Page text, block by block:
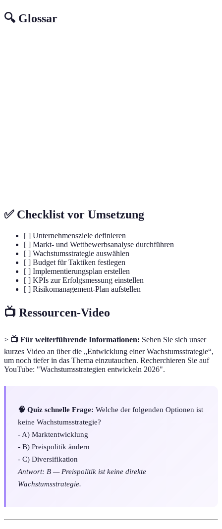
🔍 Glossar
✅ Checklist vor Umsetzung
[ ] Unternehmensziele definieren
[ ] Markt- und Wettbewerbsanalyse durchführen
[ ] Wachstumsstrategie auswählen
[ ] Budget für Taktiken festlegen
[ ] Implementierungsplan erstellen
[ ] KPIs zur Erfolgsmessung einstellen
[ ] Risikomanagement-Plan aufstellen
📺 Ressourcen-Video
> 📺 Für weiterführende Informationen: Sehen Sie sich unser
kurzes Video an über die „Entwicklung einer Wachstumsstrategie“,
um noch tiefer in das Thema einzutauchen. Recherchieren Sie auf
YouTube: "Wachstumsstrategien entwickeln 2026".
🧠 Quiz schnelle Frage: Welche der folgenden Optionen ist
keine Wachstumsstrategie?
- A) Marktentwicklung
- B) Preispolitik ändern
- C) Diversifikation
Antwort: B — Preispolitik ist keine direkte
Wachstumsstrategie.